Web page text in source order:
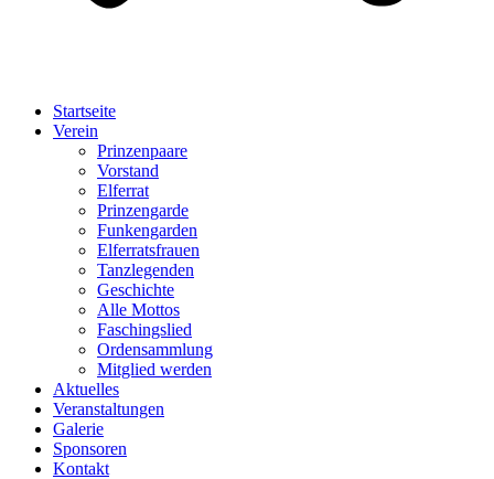
Startseite
Verein
Prinzenpaare
Vorstand
Elferrat
Prinzengarde
Funkengarden
Elferratsfrauen
Tanzlegenden
Geschichte
Alle Mottos
Faschingslied
Ordensammlung
Mitglied werden
Aktuelles
Veranstaltungen
Galerie
Sponsoren
Kontakt